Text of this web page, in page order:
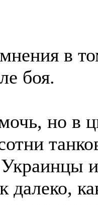
в
боя.
но в
далеко,